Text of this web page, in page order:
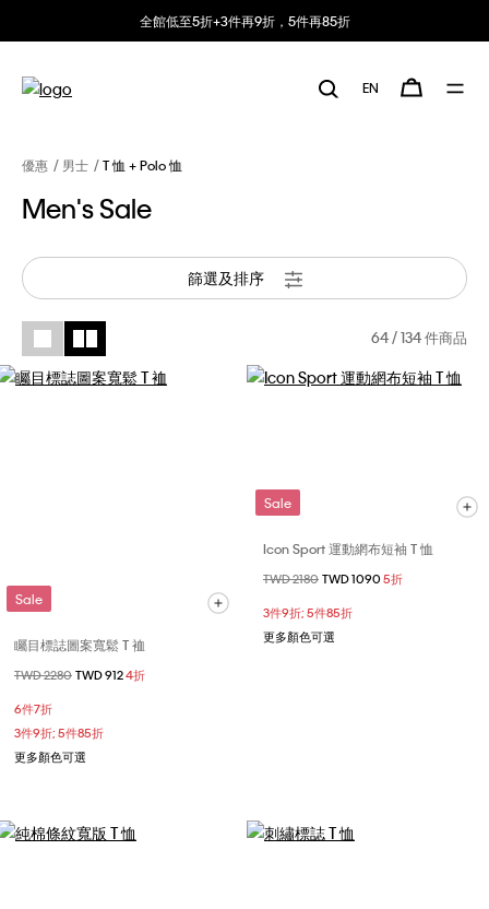
全館低至5折+3件再9折，5件再85折
EN
優惠 男士 T 恤 + Polo 恤
Men's Sale
篩選及排序
64 / 134 件商品
Sale
矚目標誌圖案寬鬆 T 裇
價格扣減從
TWD 2280 至
TWD 9124折
6件7折
3件9折; 5件85折
更多顏色可選
Sale
Icon Sport 運動網布短袖 T 恤
價格扣減從
TWD 2180 至
TWD 1090 5折
3件9折; 5件85折
更多顏色可選